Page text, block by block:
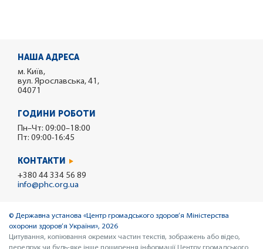
НАША АДРЕСА
м. Київ,
вул. Ярославська, 41,
04071
ГОДИНИ РОБОТИ
Пн–Чт: 09:00–18:00
Пт: 09:00-16:45
КОНТАКТИ
+380 44 334 56 89
info@phc.org.ua
© Державна установа «Центр громадського здоров’я Міністерства
охорони здоров’я України», 2026
Цитування, копіювання окремих частин текстів, зображень або відео,